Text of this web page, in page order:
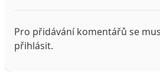
Pro přidávání komentářů se
přihlásit.